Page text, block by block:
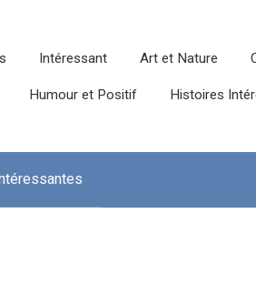
Intéressant Art et Nature
Humour et Positif Histoires